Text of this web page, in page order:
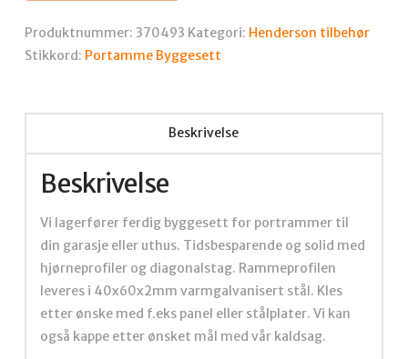
antall
Produktnummer: 370493 Kategori: Henderson tilbehør
Stikkord: Portamme Byggesett
Beskrivelse
Beskrivelse
Vi lagerfører ferdig byggesett for portrammer til
din garasje eller uthus. Tidsbesparende og solid med
hjørneprofiler og diagonalstag. Rammeprofilen
leveres i 40x60x2mm varmgalvanisert stål. Kles
etter ønske med f.eks panel eller stålplater. Vi kan
også kappe etter ønsket mål med vår kaldsag.